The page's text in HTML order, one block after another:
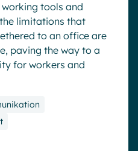
tools and
limitations that
to an office are
paving the way to a
for workers and